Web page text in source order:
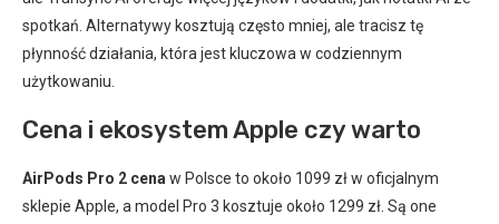
spotkań. Alternatywy kosztują często mniej, ale tracisz tę
płynność działania, która jest kluczowa w codziennym
użytkowaniu.
Cena i ekosystem Apple czy warto
AirPods Pro 2 cena w Polsce to około 1099 zł w oficjalnym
sklepie Apple, a model Pro 3 kosztuje około 1299 zł. Są one